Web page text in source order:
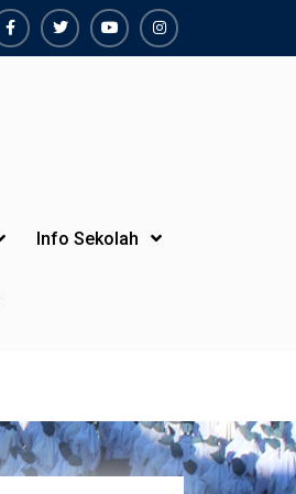
FacebookTwiterYoutubeInstagram
Info Sekolah